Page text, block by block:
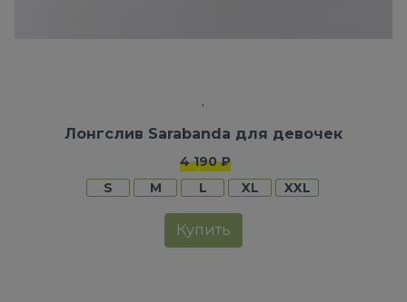
Лонгслив Sarabanda для девочек
4 190 ₽
S
M L XL XXL
Купить